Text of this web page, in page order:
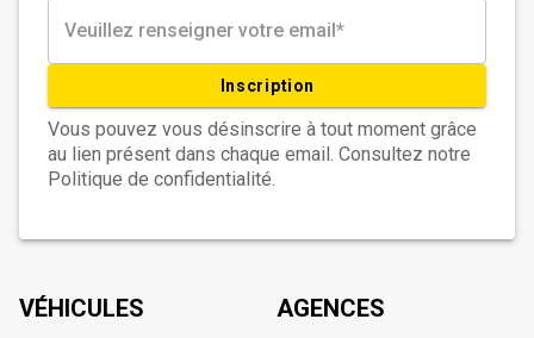
Inscription
Vous pouvez vous désinscrire à tout moment grâce
au lien présent dans chaque email. Consultez notre
Politique de confidentialité.
VÉHICULES AGENCES